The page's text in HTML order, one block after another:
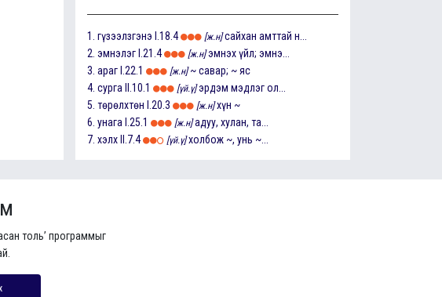
1. гүзээлзгэнэ I.18.4 [ж.н] сайхан амттай н...
2. эмнэлэг I.21.4 [ж.н] эмнэх үйл; эмнэ...
3. араг I.22.1 [ж.н] ~ савар; ~ яс
4. сурга II.10.1 [үй.ү] эрдэм мэдлэг ол...
5. төрөлхтөн I.20.3 [ж.н] хүн ~
6. унага I.25.1 [ж.н] адуу, хулан, та...
7. хэлх II.7.4 [үй.ү] холбож ~, унь ~...
толь’ программыг